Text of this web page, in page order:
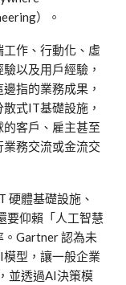
）。
作、行動化、虛
以及用戶經驗，
指的業務成果，
式IT基礎設施，
客戶、雇主甚至
務交流或金流交
硬體基礎設施、
要仰賴「人工智慧
。Gartner 認為未
型，讓一般企業
並透過AI決策模